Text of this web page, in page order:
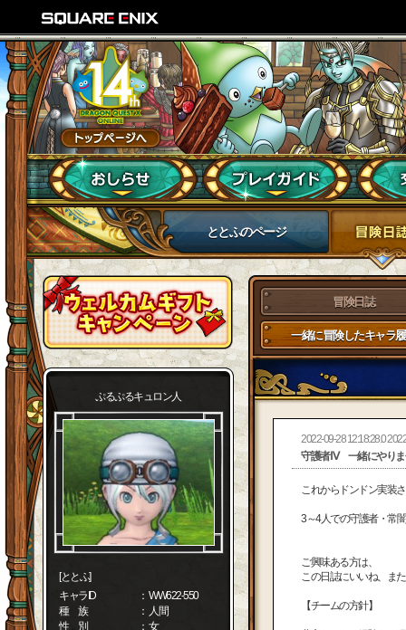
ととふのページ
ぷるぷるキュロン人
[ととふ]
キャラID
： WW622-550
種 族
： 人間
性 別
： 女
冒険日誌
一緒に冒険したキャラ
2022-09-28 12:18:28.0
守護者Ⅳ 一緒にやりま
これからドンドン実装
3～4人での守護者・常
ご興味ある方は、
この日誌にいいね、ま
【チームの方針】